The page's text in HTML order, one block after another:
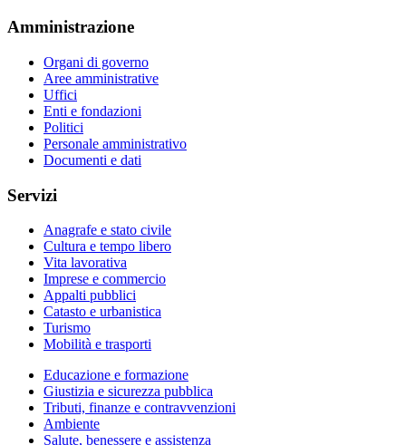
Amministrazione
Organi di governo
Aree amministrative
Uffici
Enti e fondazioni
Politici
Personale amministrativo
Documenti e dati
Servizi
Anagrafe e stato civile
Cultura e tempo libero
Vita lavorativa
Imprese e commercio
Appalti pubblici
Catasto e urbanistica
Turismo
Mobilità e trasporti
Educazione e formazione
Giustizia e sicurezza pubblica
Tributi, finanze e contravvenzioni
Ambiente
Salute, benessere e assistenza